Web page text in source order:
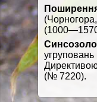
(№ 7220).